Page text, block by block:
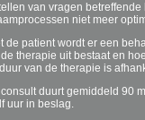
van vragen
niet meer
de patient wordt er een
therapie uit bestaat en
van de therapie is
consult duurt gemiddeld 90
uur in beslag.